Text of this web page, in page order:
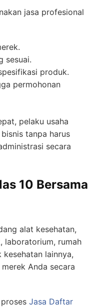
jasa profesional
sesuai.
produk.
permohonan
pelaku usaha
tanpa harus
secara
10 Bersama
alat kesehatan,
laboratorium, rumah
lainnya,
Anda secara
Jasa Daftar